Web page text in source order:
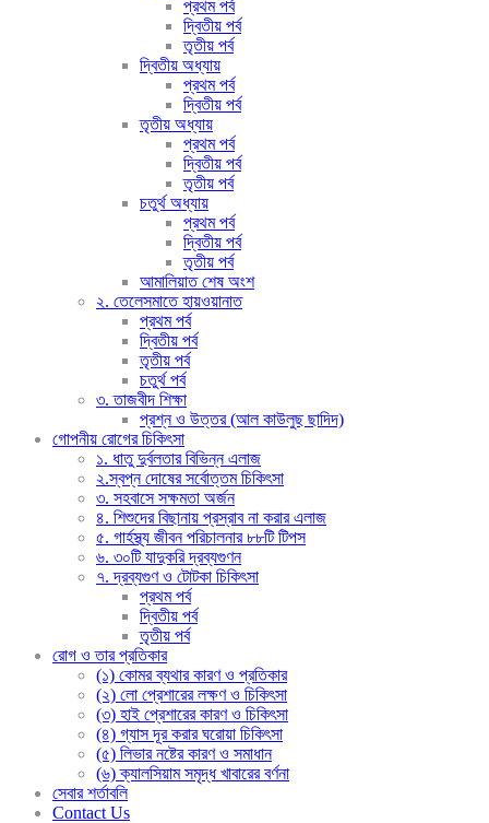
প্রথম পর্ব
দ্বিতীয় পর্ব
তৃতীয় পর্ব
দ্বিতীয় অধ্যায়
প্রথম পর্ব
দ্বিতীয় পর্ব
তৃতীয় অধ্যায়
প্রথম পর্ব
দ্বিতীয় পর্ব
তৃতীয় পর্ব
চতুর্থ অধ্যায়
প্রথম পর্ব
দ্বিতীয় পর্ব
তৃতীয় পর্ব
আমালিয়াত শেষ অংশ
২. তেলেসমাতে হায়ওয়ানাত
প্রথম পর্ব
দ্বিতীয় পর্ব
তৃতীয় পর্ব
চতুর্থ পর্ব
৩. তাজবীদ শিক্ষা
প্রশ্ন ও উত্তর (আল কাউলুছ ছাদিদ)
গোপনীয় রোগের চিকিৎসা
১. ধাতু দুর্বলতার বিভিন্ন এলাজ
২.স্বপ্ন দোষের সর্বোত্তম চিকিৎসা
৩. সহবাসে সক্ষমতা অর্জন
৪. শিশুদের বিছানায় প্রস্রাব না করার এলাজ
৫. গার্হস্থ্য জীবন পরিচালনার ৮৮টি টিপস
৬. ৩০টি যাদুকরি দ্রব্যগুণন
৭. দ্রব্যগুণ ও টোটকা চিকিৎসা
প্রথম পর্ব
দ্বিতীয় পর্ব
তৃতীয় পর্ব
রোগ ও তার প্রতিকার
(১) কোমর ব্যথার কারণ ও প্রতিকার
(২) লো প্রেশারের লক্ষণ ও চিকিৎসা
(৩) হাই প্রেশারের কারণ ও চিকিৎসা
(৪) গ্যাস দূর করার ঘরোয়া চিকিৎসা
(৫) লিভার নষ্টের কারণ ও সমাধান
(৬) ক্যালসিয়াম সমৃদ্ধ খাবারের বর্ণনা
সেবার শর্তাবলি
Contact Us